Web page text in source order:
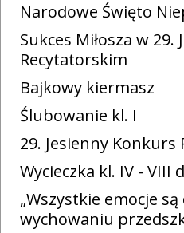
Narodowe Święto
Sukces Miłosza w
Recytatorskim
Bajkowy kiermasz
Ślubowanie kl. I
29. Jesienny Konkurs
Wycieczka kl. IV - VIII
„Wszystkie emocje
wychowaniu